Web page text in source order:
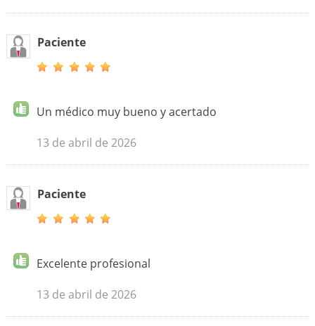
Paciente
Un médico muy bueno y acertado
13 de abril de 2026
Paciente
Excelente profesional
13 de abril de 2026